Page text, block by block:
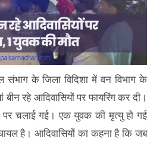
संभाग के जिला विदिशा में वन विभाग के
रहे आदिवासियों पर फायरिंग कर दी।
पर चलाई गई। एक युवक की मृत्यु हो गई
है। आदिवासियों का कहना है कि जब